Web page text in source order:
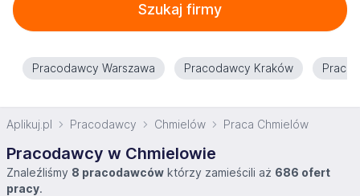
Szukaj firmy
Pracodawcy Warszawa Pracodawcy Kraków
Aplikuj.pl Pracodawcy Chmielów Praca Chmielów
Pracodawcy w Chmielowie
Znaleźliśmy 8 pracodawców którzy zamieścili aż 686 ofert
pracy.